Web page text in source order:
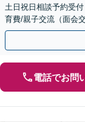
土日祝日相談予約受
育費/親子交流（面会
ます
電話でお問